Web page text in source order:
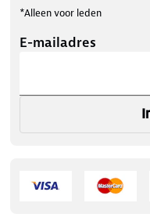
*Alleen voor leden
E-mailadres